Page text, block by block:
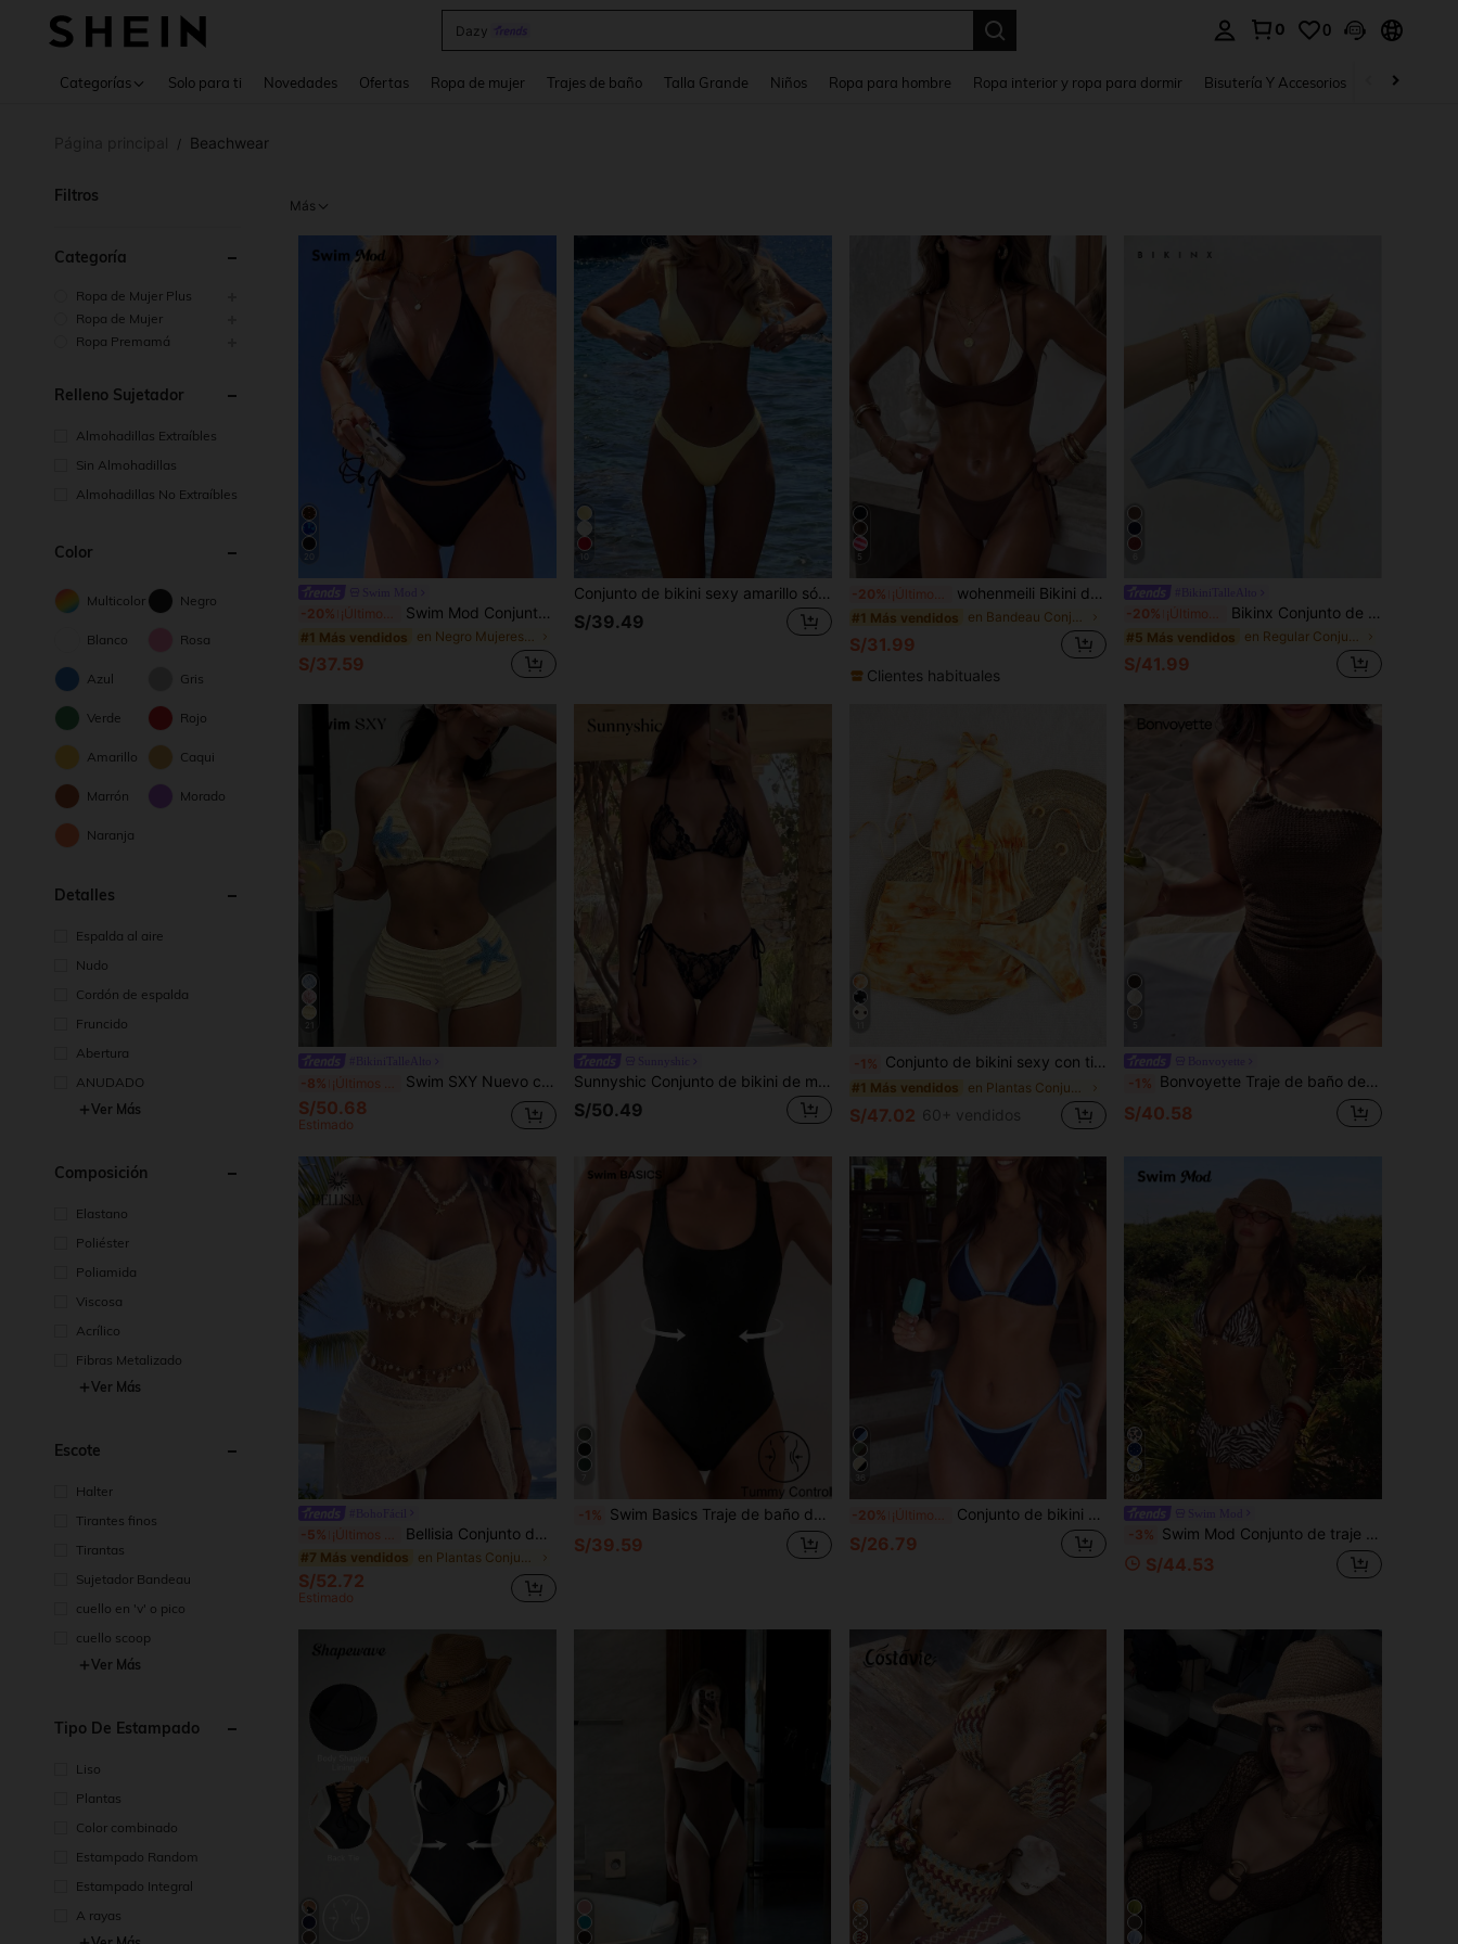
Crocs
0 0
Categorías Solo para ti Novedades Ofertas Ropa de mujer Trajes de baño Talla Grande Niños Ropa para hombre Ropa interior y ropa para dormir Bisutería Y Accesorios Zapatos
/ Beachwear
Filtros
Categoría
Ropa de Mujer Plus
Ropa de Mujer
Ropa Premamá
Relleno Sujetador
Almohadillas Extraíbles
Sin Almohadillas
Almohadillas No Extraíbles
Color
Multicolor Negro
Blanco Rosa
Azul Gris
Verde Rojo
Amarillo Caqui
Marrón Morado
Naranja
Detalles
Espalda al aire
Nudo
Cordón de espalda
Fruncido
Abertura
ANUDADO
Ver Más
Composición
Elastano
Poliéster
Poliamida
Viscosa
Acrílico
Fibras Metalizado
Ver Más
Escote
Halter
Tirantes finos
Tirantas
Sujetador Bandeau
cuello en 'v' o pico
cuello scoop
Ver Más
Tipo De Estampado
Liso
Plantas
Color combinado
Estampado Random
Estampado Integral
A rayas
Más
20
-20% ¡Últimos 2 días Swim Mod Conjunto de bikini de 2 piezas de unicolor, sexy y lindo con tirantes de espagueti y lazo, elegante conjunto de bikini para playa, vacaciones y fiestas
#1 Más vendidos en Negro Mujeres Tankinis
S/37.59
Conjunto de bikini sexy amarillo sólido para mujer con colgante de flor de metal, elegante y casual para playa/resort, vacaciones de verano, Vacationcore
S/39.49
5
-20% ¡Últimos 2 días wohenmeili Bikini de dos piezas con diseño de bloques de color y lazo halter para mujer, traje de baño de cintura alta con diseño de contraste para vacaciones de verano en la playa
#1 Más vendidos en Bandeau Conjuntos de bikini para mujer
S/31.99
Clientes habituales
-20% ¡Últimos 2 días Bikinx Conjunto de bikini de mujer con tirantes trenzados, top de una pieza con aros y espalda con lazo de color contrastante, traje de baño para vacaciones, playa y verano
#5 Más vendidos en Regular Conjuntos de bikini a juego
S/41.99
21
-8% Swim SXY Nuevo conjunto de 2 piezas de traje de baño para mujer con pantalones de playa con nudo en la cintura, estampado de estrella de mar y textura de tela amarillo mostaza para el verano
S/50.68
Estimado
Sunnyshic Conjunto de bikini de malla transparente negra para mujer, primavera/verano 2026, top triangular con cuello halter y braguita triangular de tiro alto con lazos laterales, traje de baño minimalista y sexy para vacaciones en la playa
S/50.49
-1% Conjunto de bikini sexy con tirantes finos y estampado aleatorio para mujer 2026, atuendo de verano, elegante, Día de San Valentín, playa, vacaciones, casual, único, conjunto de verano, conjunto de vacaciones de verano, primavera, conjunto de Día de San Valentín para mujer, carnaval, ropa de resort
#1 Más vendidos
S/47.02 60+ vendidos
-1% Bonvoyette Traje de baño de una pieza vintage bohemio para mujer en color marrón moca con cuello halter, nudo retorcido y diseño de accesorio metálico, espalda abierta, copas suaves, parte delantera cubierta con textura de encaje 3D de hoja de arce premium, semitransparente, relajado y cómodo, espalda de tela mate, minimalista y sexy, vacaciones de verano, picnic, atuendo de playa, fiesta temática única, café, regalo
S/40.58
-5% Bellisia Conjunto de traje de baño de 3 piezas para sol y playa de primavera/verano, unicolor con ribete de concha texturizada, cuello halter de cuerda trenzada, bikini de triángulo y falda para mujer
#7 Más vendidos
S/52.72
Estimado
-1% Swim Basics Traje de baño de una pieza con espalda cruzada y correas para mujer, traje de baño de una pieza para competición estilizador
S/39.59
-20% Conjunto de bikini sexy con cuello halter y lazo de color contrastante para mujer, traje de baño de moda y cómodo para vacaciones de verano en la playa, Vacationcore
S/26.79
20
-3% Swim Mod Conjunto de traje de baño para mujer de verano, minimalista, elegante, romántico, casual, sexy, dulce y lindo, para vacaciones al aire libre, bikini básico versátil con estampado de cebra y cuello halter, con minifalda con volantes 2 en 1, decoración de colgante de flor metálica, adecuado para playa, resort, spa, festival de música, luna de miel y vacaciones casuales
S/44.53